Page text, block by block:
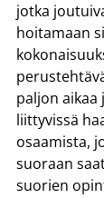
jotka
hoitamaan
paljon aikaa
liittyvissä
osaamista,
suoraan
suorien